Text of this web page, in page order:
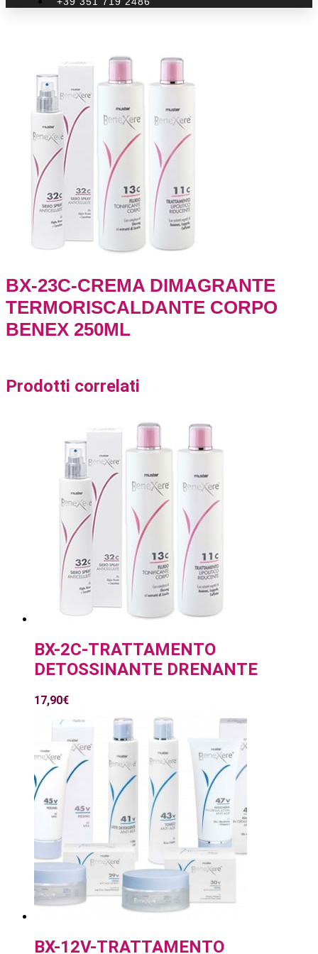
BX-23C-CREMA DIMAGRANTE
TERMORISCALDANTE CORPO
BENEX 250ML
Prodotti correlati
BX-2C-TRATTAMENTO
DETOSSINANTE DRENANTE
17,90€
BX-12V-TRATTAMENTO